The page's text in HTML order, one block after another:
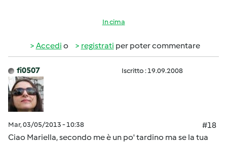
In cima
Accedi o registrati per poter commentare
fi0507 Iscritto : 19.09.2008
Mar, 03/05/2013 - 10:38
#18
Ciao Mariella, secondo me è un po' tardino ma se la tua